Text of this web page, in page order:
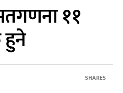
११
SHARES